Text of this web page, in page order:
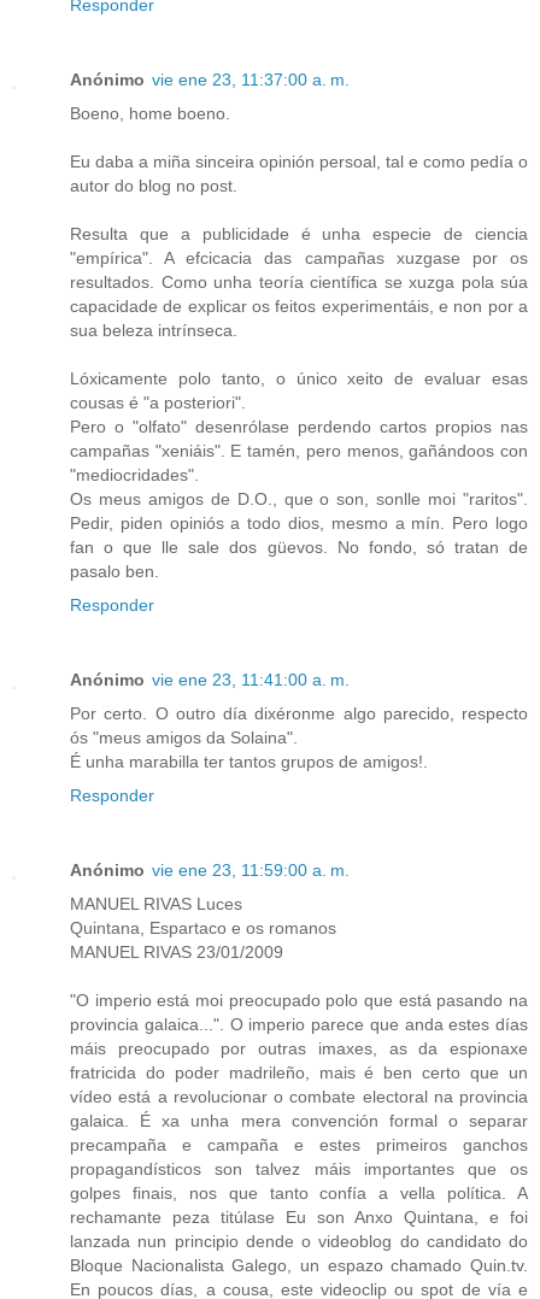
Responder
Anónimo vie ene 23, 11:37:00 a. m.
Boeno, home boeno.
Eu daba a miña sinceira opinión persoal, tal e como pedía o
autor do blog no post.
Resulta que a publicidade é unha especie de ciencia
"empírica". A efcicacia das campañas xuzgase por os
resultados. Como unha teoría científica se xuzga pola súa
capacidade de explicar os feitos experimentáis, e non por a
sua beleza intrínseca.
Lóxicamente polo tanto, o único xeito de evaluar esas
cousas é "a posteriori".
Pero o "olfato" desenrólase perdendo cartos propios nas
campañas "xeniáis". E tamén, pero menos, gañándoos con
"mediocridades".
Os meus amigos de D.O., que o son, sonlle moi "raritos".
Pedir, piden opiniós a todo dios, mesmo a mín. Pero logo
fan o que lle sale dos güevos. No fondo, só tratan de
pasalo ben.
Responder
Anónimo vie ene 23, 11:41:00 a. m.
Por certo. O outro día dixéronme algo parecido, respecto
ós "meus amigos da Solaina".
É unha marabilla ter tantos grupos de amigos!.
Responder
Anónimo vie ene 23, 11:59:00 a. m.
MANUEL RIVAS Luces
Quintana, Espartaco e os romanos
MANUEL RIVAS 23/01/2009
"O imperio está moi preocupado polo que está pasando na
provincia galaica...". O imperio parece que anda estes días
máis preocupado por outras imaxes, as da espionaxe
fratricida do poder madrileño, mais é ben certo que un
vídeo está a revolucionar o combate electoral na provincia
galaica. É xa unha mera convención formal o separar
precampaña e campaña e estes primeiros ganchos
propagandísticos son talvez máis importantes que os
golpes finais, nos que tanto confía a vella política. A
rechamante peza titúlase Eu son Anxo Quintana, e foi
lanzada nun principio dende o videoblog do candidato do
Bloque Nacionalista Galego, un espazo chamado Quin.tv.
En poucos días, a cousa, este videoclip ou spot de vía e